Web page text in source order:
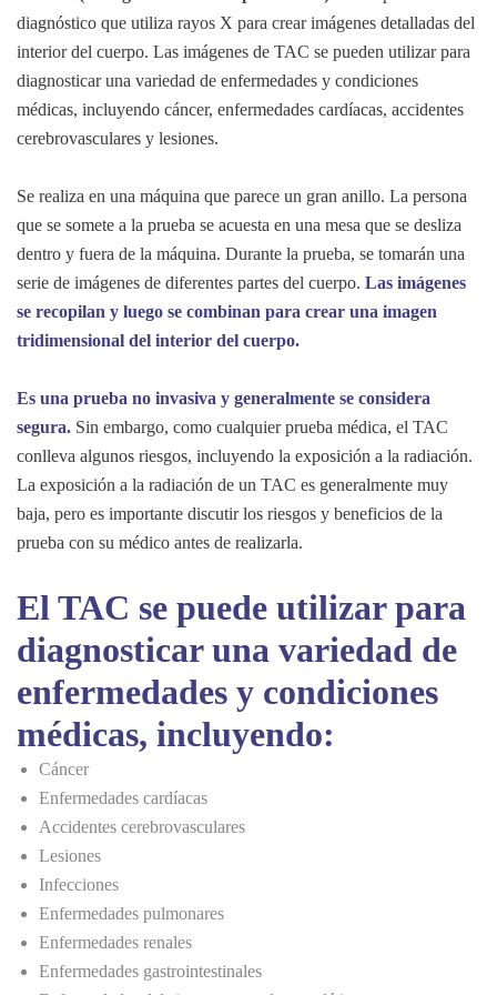
diagnóstico que utiliza rayos X para crear imágenes detalladas del
interior del cuerpo. Las imágenes de TAC se pueden utilizar para
diagnosticar una variedad de enfermedades y condiciones
médicas, incluyendo cáncer, enfermedades cardíacas, accidentes
cerebrovasculares y lesiones.
Se realiza en una máquina que parece un gran anillo. La persona
que se somete a la prueba se acuesta en una mesa que se desliza
dentro y fuera de la máquina. Durante la prueba, se tomarán una
serie de imágenes de diferentes partes del cuerpo. Las imágenes
se recopilan y luego se combinan para crear una imagen
tridimensional del interior del cuerpo.
Es una prueba no invasiva y generalmente se considera
segura. Sin embargo, como cualquier prueba médica, el TAC
conlleva algunos riesgos, incluyendo la exposición a la radiación.
La exposición a la radiación de un TAC es generalmente muy
baja, pero es importante discutir los riesgos y beneficios de la
prueba con su médico antes de realizarla.
El TAC se puede utilizar para
diagnosticar una variedad de
enfermedades y condiciones
médicas, incluyendo:
Cáncer
Enfermedades cardíacas
Accidentes cerebrovasculares
Lesiones
Infecciones
Enfermedades pulmonares
Enfermedades renales
Enfermedades gastrointestinales